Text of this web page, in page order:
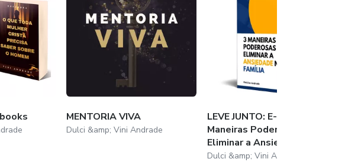
MENTORIA VIVA
Dulci &amp; Vini Andrade
LEVE JUNTO: E-book 3
Maneiras Poderosas de
Eliminar a Ansied...
Dulci &amp; Vini Andrade